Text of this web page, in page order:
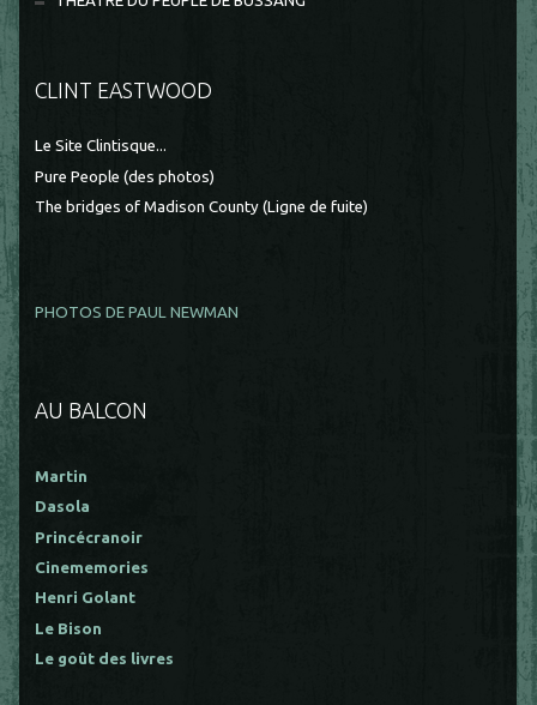
CLINT EASTWOOD
Le Site Clintisque...
Pure People (des photos)
The bridges of Madison County (Ligne de fuite)
PHOTOS DE PAUL NEWMAN
AU BALCON
Martin
Dasola
Princécranoir
Cinememories
Henri Golant
Le Bison
Le goût des livres